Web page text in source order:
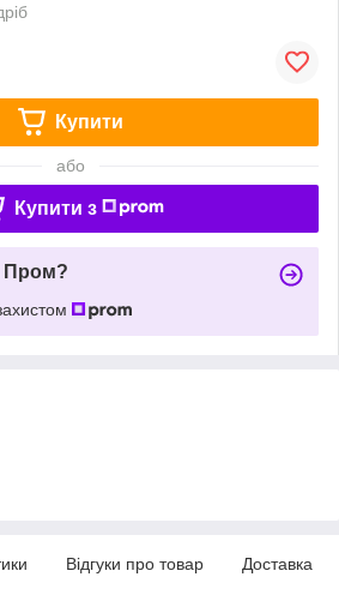
Купити
або
Купити з
Пром?
Відгуки про товар Доставка